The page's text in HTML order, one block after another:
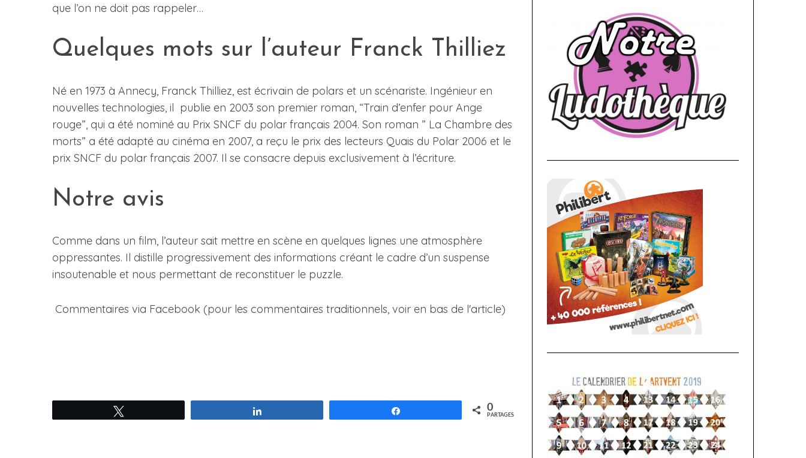
que l’on ne doit pas rappeler…
Quelques mots sur l’auteur Franck Thilliez
Né en 1973 à Annecy, Franck Thilliez, est écrivain de polars et un scénariste. Ingénieur en
nouvelles technologies, il publie en 2003 son premier roman, “Train d’enfer pour Ange
rouge”, qui a été nominé au Prix SNCF du polar français 2004. Son roman ” La Chambre des
morts” a été adapté au cinéma en 2007, a reçu le prix des lecteurs Quais du Polar 2006 et le
prix SNCF du polar français 2007. Il se consacre depuis exclusivement à l’écriture.
Notre avis
Comme dans un film, l’auteur sait mettre en scène en quelques lignes une atmosphère
oppressantes. Il distille progressivement des informations créant le cadre d’un suspense
insoutenable et nous permettant de reconstituer le puzzle.
Commentaires via Facebook (pour les commentaires traditionnels, voir en bas de l'article)
0
PARTAGES